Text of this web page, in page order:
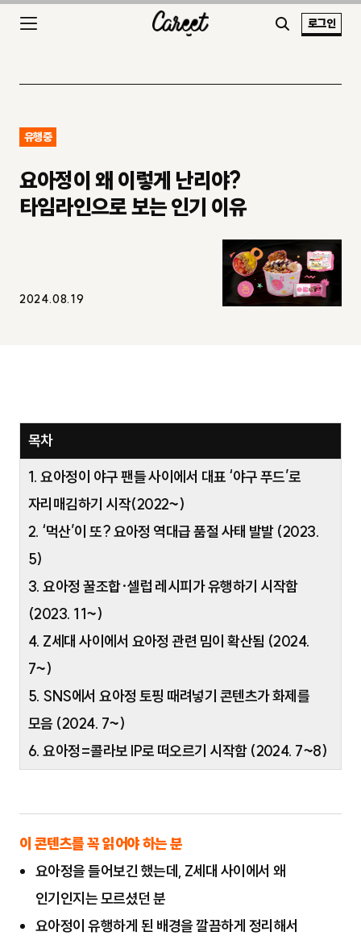
로그인
유행중
요아정이 왜 이렇게 난리야?
타임라인으로 보는 인기 이유
2024.08.19
목차
1. 요아정이 야구 팬들 사이에서 대표 ‘야구 푸드’로
자리매김하기 시작(2022~)
2. ‘먹산’이 또? 요아정 역대급 품절 사태 발발 (2023.
5)
3. 요아정 꿀조합·셀럽 레시피가 유행하기 시작함
(2023. 11~)
4. Z세대 사이에서 요아정 관련 밈이 확산됨 (2024.
7~)
5. SNS에서 요아정 토핑 때려넣기 콘텐츠가 화제를
모음 (2024. 7~)
6. 요아정=콜라보 IP로 떠오르기 시작함 (2024. 7~8)
이 콘텐츠를 꼭 읽어야 하는 분
요아정을 들어보긴 했는데, Z세대 사이에서 왜
인기인지는 모르셨던 분
요아정이 유행하게 된 배경을 깔끔하게 정리해서